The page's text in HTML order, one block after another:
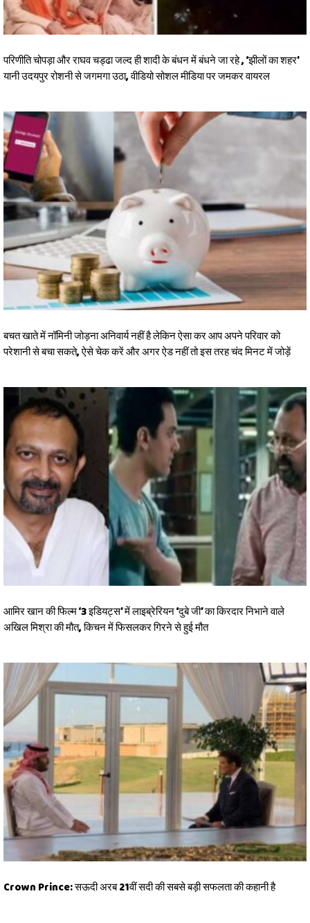
परिणीति चोपड़ा और राघव चड्ढा जल्द ही शादी के बंधन में बंधने जा रहे , ‘झीलों का शहर’
यानी उदयपुर रोशनी से जगमगा उठा, वीडियो सोशल मीडिया पर जमकर वायरल
बचत खाते में नॉमिनी जोड़ना अनिवार्य नहीं है लेकिन ऐसा कर आप अपने परिवार को
परेशानी से बचा सकते, ऐसे चेक करें और अगर ऐड नहीं तो इस तरह चंद मिनट में जोड़ें
आमिर खान की फिल्म ‘3 इडियट्स’ में लाइब्रेरियन ‘दुबे जी’ का किरदार निभाने वाले
अखिल मिश्रा की मौत, किचन में फिसलकर गिरने से हुई मौत
Crown Prince: सऊदी अरब 21वीं सदी की सबसे बड़ी सफलता की कहानी है